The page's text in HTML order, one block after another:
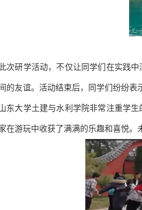
次研学活动，不仅让同学们在实践
的友谊。活动结束后，同学们纷纷表
东大学土建与水利学院非常注重学
在游玩中收获了满满的乐趣和喜悦。